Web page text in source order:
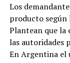
Los
producto según
Plantean que la
las autoridades
En Argentina el